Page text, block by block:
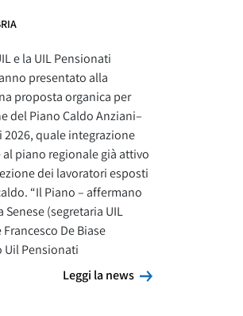
e la UIL Pensionati
presentato alla
proposta organica per
del Piano Caldo Anziani–
2026, quale integrazione
piano regionale già attivo
dei lavoratori esposti
“Il Piano – affermano
Senese (segretaria UIL
De Biase
Uil Pensionati
Leggi la news
Leggi la news